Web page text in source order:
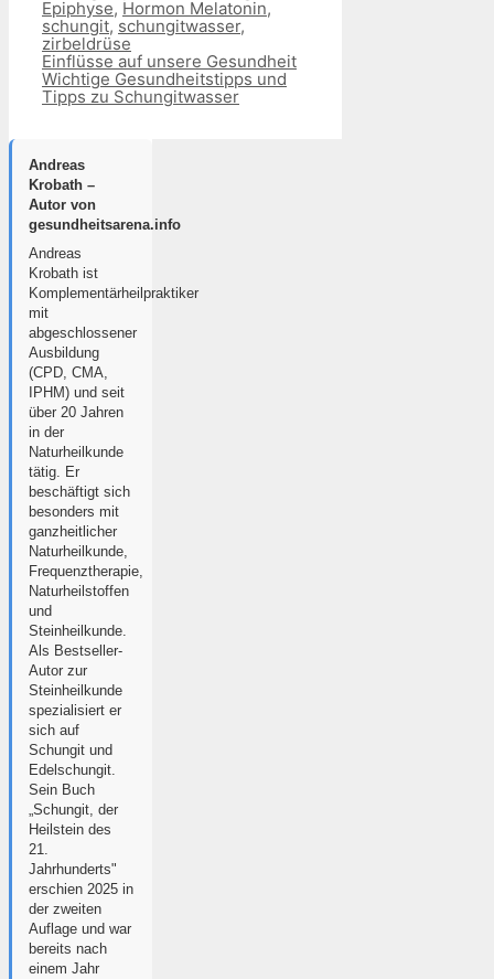
Epiphyse, Hormon Melatonin,
schungit, schungitwasser,
zirbeldrüse
Einflüsse auf unsere Gesundheit
Wichtige Gesundheitstipps und
Tipps zu Schungitwasser
Andreas
Krobath –
Autor von
gesundheitsarena.info
Andreas
Krobath ist
Komplementärheilpraktiker
mit
abgeschlossener
Ausbildung
(CPD, CMA,
IPHM) und seit
über 20 Jahren
in der
Naturheilkunde
tätig. Er
beschäftigt sich
besonders mit
ganzheitlicher
Naturheilkunde,
Frequenztherapie,
Naturheilstoffen
und
Steinheilkunde.
Als Bestseller-
Autor zur
Steinheilkunde
spezialisiert er
sich auf
Schungit und
Edelschungit.
Sein Buch
„Schungit, der
Heilstein des
21.
Jahrhunderts"
erschien 2025 in
der zweiten
Auflage und war
bereits nach
einem Jahr